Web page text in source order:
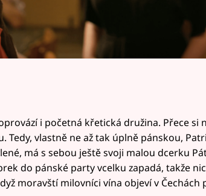
i početná křetická družina. Přece si
Tedy, vlastně ne až tak úplně pánskou,
má s sebou ještě svoji malou dcerku
do pánské party vcelku zapadá, takže
moravští milovníci vína objeví v Čechách